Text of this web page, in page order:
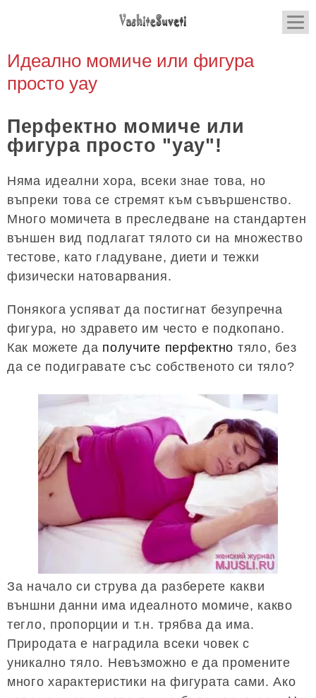
Идеално момиче или фигура
просто уау
Перфектно момиче или
фигура просто "уау"!
Няма идеални хора, всеки знае това, но
въпреки това се стремят към съвършенство.
Много момичета в преследване на стандартен
външен вид подлагат тялото си на множество
тестове, като гладуване, диети и тежки
физически натоварвания.
Понякога успяват да постигнат безупречна
фигура, но здравето им често е подкопано.
Как можете да получите перфектно тяло, без
да се подигравате със собственото си тяло?
За начало си струва да разберете какви
външни данни има идеалното момиче, какво
тегло, пропорции и т.н. трябва да има.
Природата е наградила всеки човек с
уникално тяло. Невъзможно е да промените
много характеристики на фигурата сами. Ако